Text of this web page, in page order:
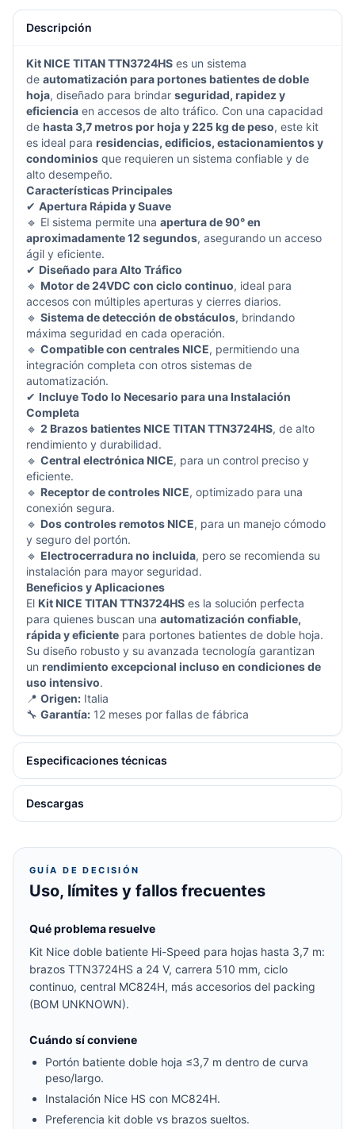
Descripción
Kit NICE TITAN TTN3724HS es un sistema
de automatización para portones batientes de doble
hoja, diseñado para brindar seguridad, rapidez y
eficiencia en accesos de alto tráfico. Con una capacidad
de hasta 3,7 metros por hoja y 225 kg de peso, este kit
es ideal para residencias, edificios, estacionamientos y
condominios que requieren un sistema confiable y de
alto desempeño.
Características Principales
✔ Apertura Rápida y Suave
🔹 El sistema permite una apertura de 90° en
aproximadamente 12 segundos, asegurando un acceso
ágil y eficiente.
✔ Diseñado para Alto Tráfico
🔹 Motor de 24VDC con ciclo continuo, ideal para
accesos con múltiples aperturas y cierres diarios.
🔹 Sistema de detección de obstáculos, brindando
máxima seguridad en cada operación.
🔹 Compatible con centrales NICE, permitiendo una
integración completa con otros sistemas de
automatización.
✔ Incluye Todo lo Necesario para una Instalación
Completa
🔹 2 Brazos batientes NICE TITAN TTN3724HS, de alto
rendimiento y durabilidad.
🔹 Central electrónica NICE, para un control preciso y
eficiente.
🔹 Receptor de controles NICE, optimizado para una
conexión segura.
🔹 Dos controles remotos NICE, para un manejo cómodo
y seguro del portón.
🔹 Electrocerradura no incluida, pero se recomienda su
instalación para mayor seguridad.
Beneficios y Aplicaciones
El Kit NICE TITAN TTN3724HS es la solución perfecta
para quienes buscan una automatización confiable,
rápida y eficiente para portones batientes de doble hoja.
Su diseño robusto y su avanzada tecnología garantizan
un rendimiento excepcional incluso en condiciones de
uso intensivo.
📍 Origen: Italia
🔧 Garantía: 12 meses por fallas de fábrica
Especificaciones técnicas
Descargas
GUÍA DE DECISIÓN
Uso, límites y fallos frecuentes
Qué problema resuelve
Kit Nice doble batiente Hi-Speed para hojas hasta 3,7 m:
brazos TTN3724HS a 24 V, carrera 510 mm, ciclo
continuo, central MC824H, más accesorios del packing
(BOM UNKNOWN).
Cuándo sí conviene
Portón batiente doble hoja ≤3,7 m dentro de curva
peso/largo.
Instalación Nice HS con MC824H.
Preferencia kit doble vs brazos sueltos.